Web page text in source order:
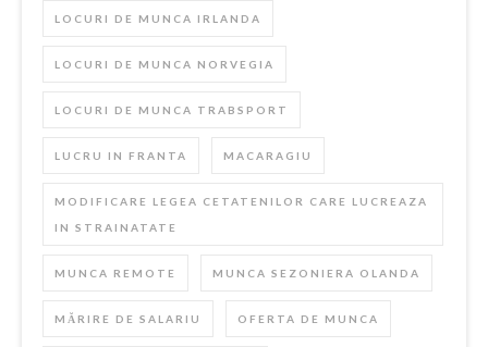
LOCURI DE MUNCA IRLANDA
LOCURI DE MUNCA NORVEGIA
LOCURI DE MUNCA TRABSPORT
LUCRU IN FRANTA MACARAGIU
MODIFICARE LEGEA CETATENILOR CARE LUCREAZA
IN STRAINATATE
MUNCA REMOTE MUNCA SEZONIERA OLANDA
MĂRIRE DE SALARIU OFERTA DE MUNCA